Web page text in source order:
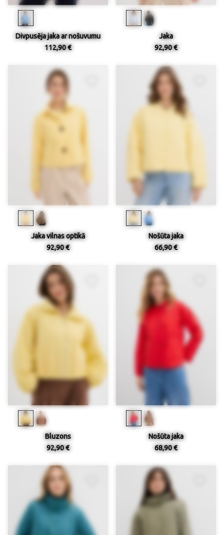
Divpusēja jaka ar nošuvumu
112,90 €
Jaka
92,90 €
Jaka vilnas optikā
92,90 €
Nošūta jaka
66,90 €
Bluzons
92,90 €
Nošūta jaka
68,90 €